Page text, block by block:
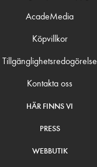
AcadeMedia
Köpvillkor
Tillgänglighetsredogörelse
Kontakta oss
HÄR FINNS VI
PRESS
WEBBUTIK